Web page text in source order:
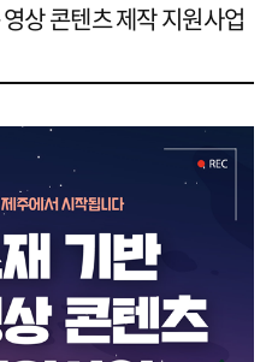
상 콘텐츠 제작 지원사업